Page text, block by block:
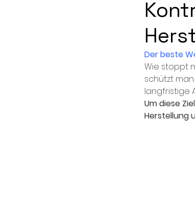
Der beste
Wie stoppt
schützt
langfristige
Um diese
Herstellung